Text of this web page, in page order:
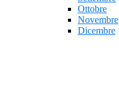
Ottobre
Novembre
Dicembre